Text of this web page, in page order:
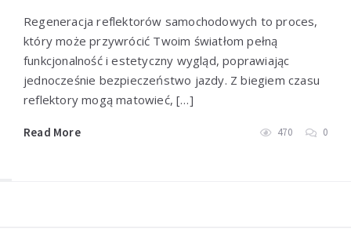
Regeneracja reflektorów samochodowych to proces,
który może przywrócić Twoim światłom pełną
funkcjonalność i estetyczny wygląd, poprawiając
jednocześnie bezpieczeństwo jazdy. Z biegiem czasu
reflektory mogą matowieć, […]
Read More 470 0